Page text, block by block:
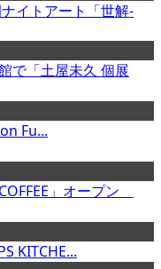
イトアート「世解-
で「土屋未久 個展
Fu...
」オープン
KITCHE...